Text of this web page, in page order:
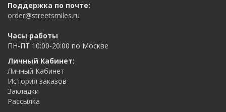
Поддержка по почте:
order@streetsmiles.ru
Часы работы
ПН-ПТ 10:00-20:00 по Москве
Личный Кабинет:
Личный Кабинет
История заказов
Закладки
Рассылка